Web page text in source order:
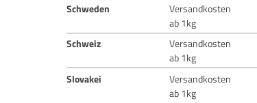
Schweden Versandkosten
ab 1kg
Schweiz Versandkosten
ab 1kg
Slovakei Versandkosten
ab 1kg